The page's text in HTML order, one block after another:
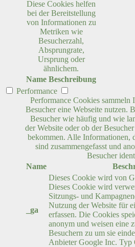
Diese Cookies helfen
bei der Bereitstellung
von Informationen zu
Metriken wie
Besucherzahl,
Absprungrate,
Ursprung oder
ähnlichem.
Name Beschreibung
Performance
Performance Cookies sammeln
Besucher eine Webseite nutzen.
Besucher wie häufig und wie
der Website oder ob der
bekommen. Alle Informationen,
sind zusammengefasst und
Besucher
Name
_ga
Dieses Cookie wird von
Dieses Cookie wird
Sitzungs- und
Nutzung der Website für
erfassen. Die Cookies
anonym und weisen eine
Besuchern zu um sie
Anbieter Google Inc. Typ